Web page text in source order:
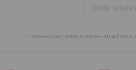
En renseignant votre adresse email